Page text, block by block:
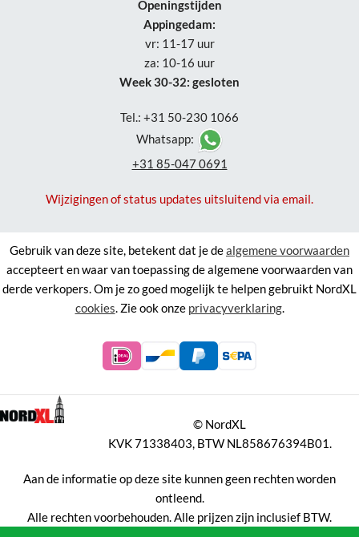
Openingstijden
Appingedam:
vr: 11-17 uur
za: 10-16 uur
Week 30-32: gesloten
Tel.: +31 50-230 1066
Whatsapp:
+31 85-047 0691
Wijzigingen of status updates uitsluitend via email.
Gebruik van deze site, betekent dat je dealgemene voorwaarden
accepteert en waar van toepassing de algemene voorwaarden van
derde verkopers. Om je zo goed mogelijk te helpen gebruikt NordXL
cookies. Zie ook onze privacyverklaring.
© NordXL
KVK 71338403, BTW NL858676394B01.
Aan de informatie op deze site kunnen geen rechten worden
ontleend.
Alle rechten voorbehouden. Alle prijzen zijn inclusief BTW.